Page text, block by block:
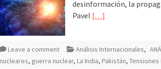
desinformación, la
Pavel […]
Leave a comment Análisis Internacionales,
nucleares, guerra nuclear, La India, Pakistán, Tensiones